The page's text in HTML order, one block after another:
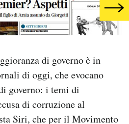
di governo è in
di oggi, che evocano
governo: i temi di
di corruzione al
Siri, che per il Movimento